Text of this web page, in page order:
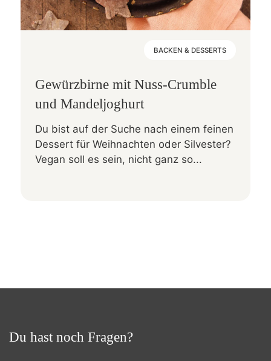
BACKEN & DESSERTS
Gewürzbirne mit Nuss-Crumble
und Mandeljoghurt
Du bist auf der Suche nach einem feinen
Dessert für Weihnachten oder Silvester?
Vegan soll es sein, nicht ganz so...
Du hast noch Fragen?